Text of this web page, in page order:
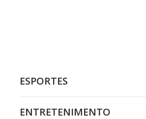
ESPORTES
ENTRETENIMENTO